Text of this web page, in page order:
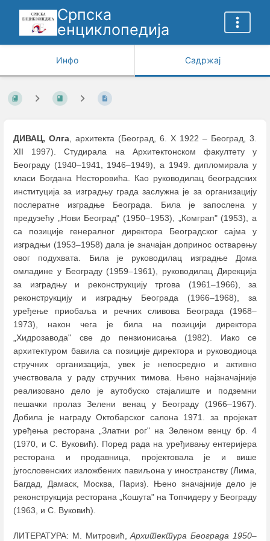
Српска
енциклопедија
Инфо Садржај
ДИВАЦ, Олга, архитекта (Београд, 6. X 1922 – Београд, 3.
XII 1997). Студирала нa Архитектонском факултету у
Београду (1940–1941, 1946–1949), а 1949. дипломирала у
класи Богдана Несторовића. Као руководилац београдских
институција за изградњу града заслужна је за организацију
послератне изградње Београда. Била је запосленa у
предузећу „Нови Београд" (1950–1953), „Комграп" (1953), а
са позиције генералног директора Београдског сајма у
изградњи (1953–1958) дала је значајан допринос остварењу
овог подухвата. Била је руководилац изградње Дома
омладине у Београду (1959–1961), руководилац Дирекција
за изградњу и реконструкцију тргова (1961–1966), за
реконструкцију и изградњу Београда (1966–1968), за
уређење приобаља и речних сливова Београда (1968–
1973), након чега је била на позицији директора
„Хидрозавода" све до пензионисања (1982). Иако се
архитектуром бавила са позиције директора и руководиоца
стручних организација, увек је непосредно и активно
учествовала у раду стручних тимова. Њено најзначајније
реализовано дело је аутобуско стајалиште и подземни
пешачки пролаз Зелени венац у Београду (1966–1967).
Добила је награду Октобарског салона 1971. за пројекат
уређења ресторана „Златни рог" на Зеленом венцу бр. 4
(1970, и С. Вуковић). Поред рада на уређивању ентеријера
ресторана и продавница, пројектовала је и више
југословенских изложбених павиљона у иностранству (Лима,
Багдад, Дамаск, Москва, Париз). Њeнo значајнијe делo je
реконструкција ресторана „Кошута" на Топчидеру у Београду
(1963, и С. Вуковић).
ЛИТЕРАТУРА: М. Митровић,Архитектура Београда 1950–